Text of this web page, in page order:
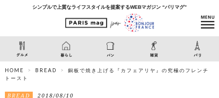
シンプルで上質なライフスタイルを提案するWEBマガジン “パリマグ”
HOME BREAD
銅板で焼き上げる『カフェアリヤ』の究極のフレンチ
トースト
BREAD 2018/08/10